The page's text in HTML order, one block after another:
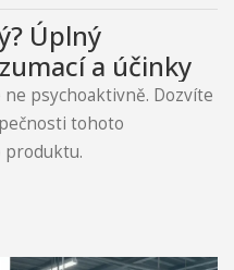
Úplný
a účinky
ne psychoaktivně. Dozvíte
tohoto